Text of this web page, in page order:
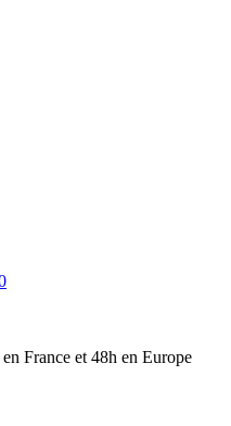
en France et 48h en Europe